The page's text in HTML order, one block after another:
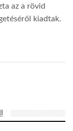
az a rövid
kiadtak.